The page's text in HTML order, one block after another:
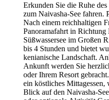
Erkunden Sie die Ruhe
zum Naivasha-See fahren.
Nach einem reichhaltigen
Panoramafahrt in Richtung
Süßwassersee im Großen
bis 4 Stunden und bietet
kenianische Landschaft.
Ankunft werden Sie
oder Ihrem Resort
ein köstliches Mittagessen,
Blick auf den Naivasha-